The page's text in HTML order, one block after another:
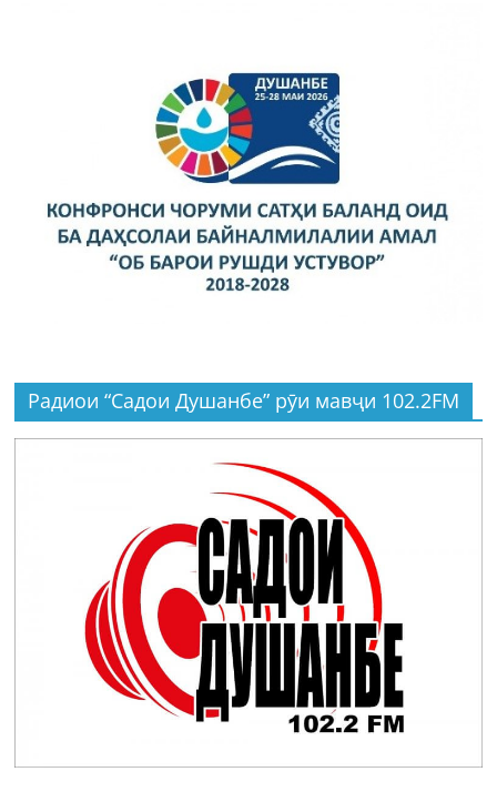
Радиои “Садои Душанбе” рӯи мавҷи 102.2FM